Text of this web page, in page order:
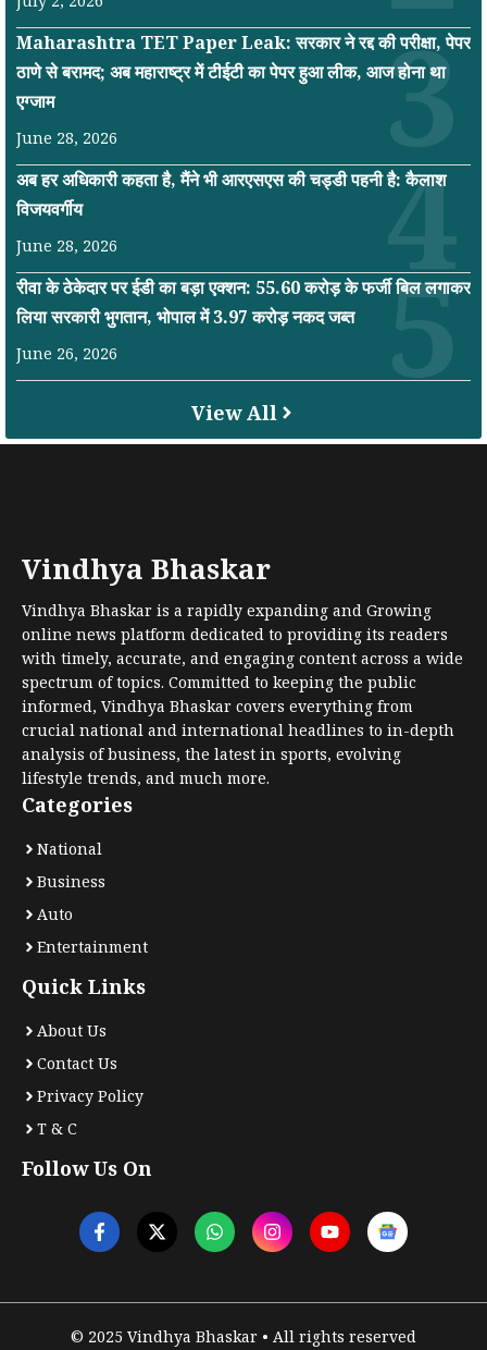
Maharashtra TET Paper Leak: सरकार ने रद्द की परीक्षा, पेपर
ठाणे से बरामद; अब महाराष्ट्र में टीईटी का पेपर हुआ लीक, आज होना था
एग्जाम
June 28, 2026
अब हर अधिकारी कहता है, मैंने भी आरएसएस की चड्डी पहनी है: कैलाश
विजयवर्गीय
June 28, 2026
रीवा के ठेकेदार पर ईडी का बड़ा एक्शन: 55.60 करोड़ के फर्जी बिल लगाकर
लिया सरकारी भुगतान, भोपाल में 3.97 करोड़ नकद जब्त
June 26, 2026
View All
Vindhya Bhaskar
Vindhya Bhaskar is a rapidly expanding and Growing
online news platform dedicated to providing its readers
with timely, accurate, and engaging content across a wide
spectrum of topics. Committed to keeping the public
informed, Vindhya Bhaskar covers everything from
crucial national and international headlines to in-depth
analysis of business, the latest in sports, evolving
lifestyle trends, and much more.
Categories
National
Business
Auto
Entertainment
Quick Links
About Us
Contact Us
Privacy Policy
T & C
Follow Us On
© 2025 Vindhya Bhaskar • All rights reserved